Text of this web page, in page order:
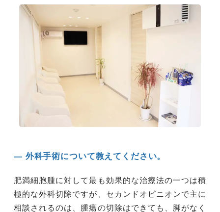
― 外科手術について教えてください。
肥満細胞腫に対して最も効果的な治療法の一つは積
極的な外科切除ですが、セカンドオピニオンで主に
相談されるのは、腫瘍の切除はできても、脚がなく